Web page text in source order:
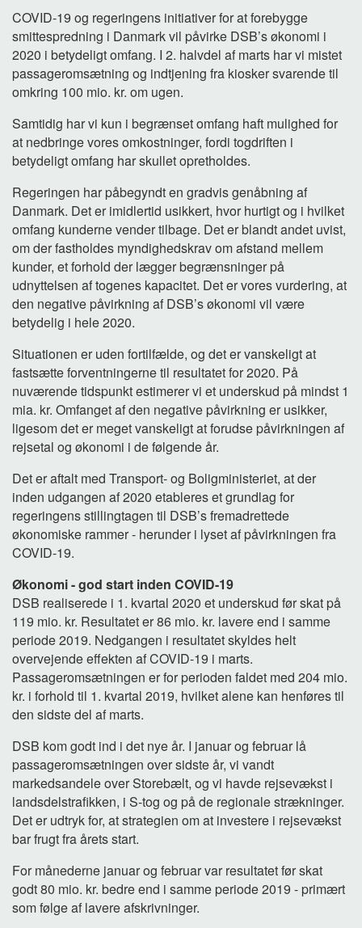
COVID-19 og regeringens initiativer for at forebygge
smittespredning i Danmark vil påvirke DSB’s økonomi i
2020 i betydeligt omfang. I 2. halvdel af marts har vi mistet
passageromsætning og indtjening fra kiosker svarende til
omkring 100 mio. kr. om ugen.
Samtidig har vi kun i begrænset omfang haft mulighed for
at nedbringe vores omkostninger, fordi togdriften i
betydeligt omfang har skullet opretholdes.
Regeringen har påbegyndt en gradvis genåbning af
Danmark. Det er imidlertid usikkert, hvor hurtigt og i hvilket
omfang kunderne vender tilbage. Det er blandt andet uvist,
om der fastholdes myndighedskrav om afstand mellem
kunder, et forhold der lægger begrænsninger på
udnyttelsen af togenes kapacitet. Det er vores vurdering, at
den negative påvirkning af DSB’s økonomi vil være
betydelig i hele 2020.
Situationen er uden fortilfælde, og det er vanskeligt at
fastsætte forventningerne til resultatet for 2020. På
nuværende tidspunkt estimerer vi et underskud på mindst 1
mia. kr. Omfanget af den negative påvirkning er usikker,
ligesom det er meget vanskeligt at forudse påvirkningen af
rejsetal og økonomi i de følgende år.
Det er aftalt med Transport- og Boligministeriet, at der
inden udgangen af 2020 etableres et grundlag for
regeringens stillingtagen til DSB’s fremadrettede
økonomiske rammer - herunder i lyset af påvirkningen fra
COVID-19.
Økonomi - god start inden COVID-19
DSB realiserede i 1. kvartal 2020 et underskud før skat på
119 mio. kr. Resultatet er 86 mio. kr. lavere end i samme
periode 2019. Nedgangen i resultatet skyldes helt
overvejende effekten af COVID-19 i marts.
Passageromsætningen er for perioden faldet med 204 mio.
kr. i forhold til 1. kvartal 2019, hvilket alene kan henføres til
den sidste del af marts.
DSB kom godt ind i det nye år. I januar og februar lå
passageromsætningen over sidste år, vi vandt
markedsandele over Storebælt, og vi havde rejsevækst i
landsdelstrafikken, i S-tog og på de regionale strækninger.
Det er udtryk for, at strategien om at investere i rejsevækst
bar frugt fra årets start.
For månederne januar og februar var resultatet før skat
godt 80 mio. kr. bedre end i samme periode 2019 - primært
som følge af lavere afskrivninger.